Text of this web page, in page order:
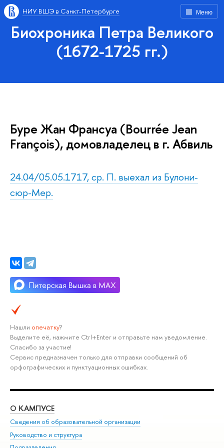
Меню
НИУ ВШЭ в Санкт-Петербурге
Биохроника Петра Великого
(1672-1725 гг.)
Буре Жан Франсуа (Bourrée Jean
François), домовладелец в г. Абвиль
24.04/05.05.1717, ср. П. выехал из Булони-
сюр-Мер.
Нашли опечатку?
Выделите её, нажмите Ctrl+Enter и отправьте нам уведомление.
Спасибо за участие!
Сервис предназначен только для отправки сообщений об
орфографических и пунктуационных ошибках.
О КАМПУСЕ
Сведения об образовательной организации
Руководство и структура